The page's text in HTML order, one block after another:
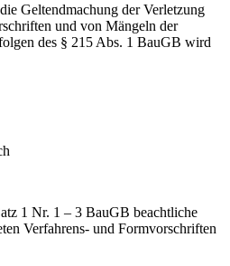
Geltendmachung der Verletzung
und von Mängeln der
des § 215 Abs. 1 BauGB wird
1 Nr. 1 – 3 BauGB beachtliche
Verfahrens- und Formvorschriften